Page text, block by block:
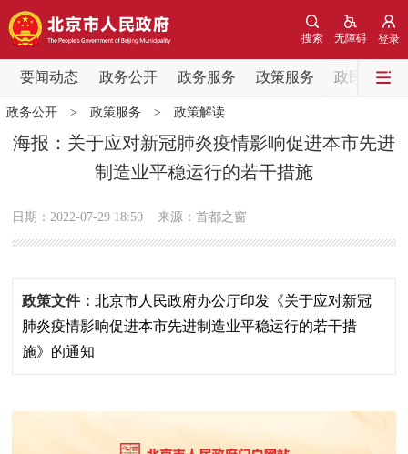
登录
无障碍
搜索
要闻动态 政务公开 政务服务 政策服务 政民互动
要闻动态
党中央精神 国务院信息
北京要闻 会议信息 部门动态
市领导 机构职能 政策服务
政策兑现 政策解读 回应关切
政务公开> 政策服务 > 政策解读
海报：关于应对新冠肺炎疫情影响促进本市先进
制造业平稳运行的若干措施
日期：2022-07-29 18:50 来源：首都之窗
政策文件：北京市人民政府办公厅印发《关于应对新冠
肺炎疫情影响促进本市先进制造业平稳运行的若干措
施》的通知